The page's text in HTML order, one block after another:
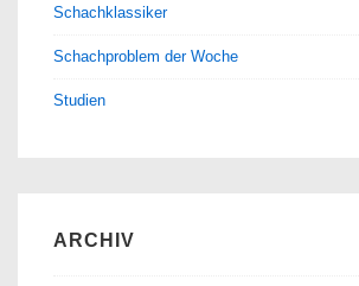
Schachklassiker
Schachproblem der Woche
Studien
ARCHIV